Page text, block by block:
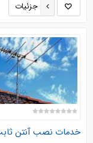
جزئیات
خدمات نصب آنتن